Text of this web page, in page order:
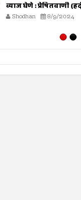
व्याज घेणे : प्रेषितवाणी
Shodhan 8/9/2024